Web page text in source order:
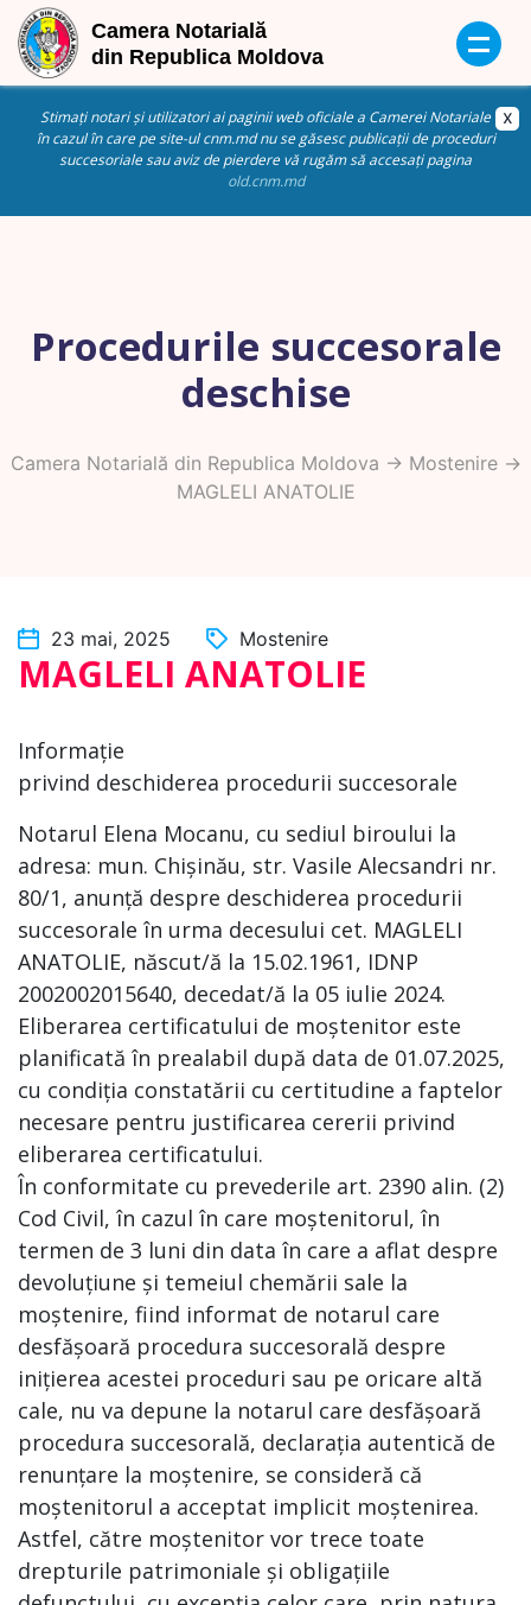
Stimați notari și utilizatori ai paginii web oficiale a Camerei Notariale
în cazul în care pe site-ul cnm.md nu se găsesc publicații de proceduri
succesoriale sau aviz de pierdere vă rugăm să accesați pagina
old.cnm.md
Procedurile succesorale
deschise
Camera Notarială din Republica Moldova -> Mostenire->
MAGLELI ANATOLIE
23 mai, 2025 Mostenire
MAGLELI ANATOLIE
Informație
privind deschiderea procedurii succesorale
Notarul Elena Mocanu, cu sediul biroului la
adresa: mun. Chișinău, str. Vasile Alecsandri nr.
80/1, anunță despre deschiderea procedurii
succesorale în urma decesului cet. MAGLELI
ANATOLIE, născut/ă la 15.02.1961, IDNP
2002002015640, decedat/ă la 05 iulie 2024.
Eliberarea certificatului de moștenitor este
planificată în prealabil după data de 01.07.2025,
cu condiția constatării cu certitudine a faptelor
necesare pentru justificarea cererii privind
eliberarea certificatului.
În conformitate cu prevederile art. 2390 alin. (2)
Cod Civil, în cazul în care moștenitorul, în
termen de 3 luni din data în care a aflat despre
devoluțiune și temeiul chemării sale la
moștenire, fiind informat de notarul care
desfășoară procedura succesorală despre
inițierea acestei proceduri sau pe oricare altă
cale, nu va depune la notarul care desfășoară
procedura succesorală, declarația autentică de
renunțare la moștenire, se consideră că
moștenitorul a acceptat implicit moștenirea.
Astfel, către moștenitor vor trece toate
drepturile patrimoniale și obligațiile